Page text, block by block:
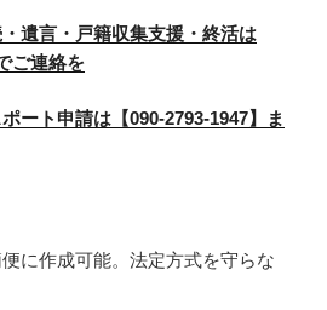
遺言・戸籍収集支援・終活は
ご連絡を
ート申請は【090-2793-1947】ま
に作成可能。法定方式を守らな